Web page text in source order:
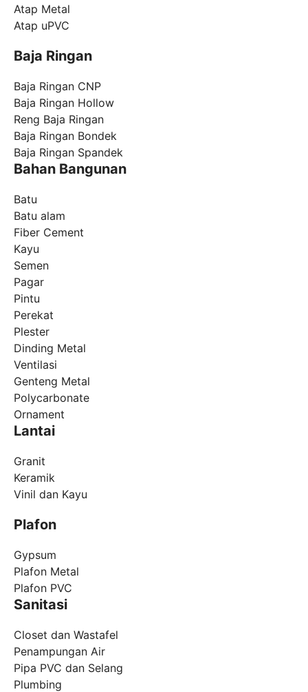
Atap Metal
Atap uPVC
Baja Ringan
Baja Ringan CNP
Baja Ringan Hollow
Reng Baja Ringan
Baja Ringan Bondek
Baja Ringan Spandek
Bahan Bangunan
Batu
Batu alam
Fiber Cement
Kayu
Semen
Pagar
Pintu
Perekat
Plester
Dinding Metal
Ventilasi
Genteng Metal
Polycarbonate
Ornament
Lantai
Granit
Keramik
Vinil dan Kayu
Plafon
Gypsum
Plafon Metal
Plafon PVC
Sanitasi
Closet dan Wastafel
Penampungan Air
Pipa PVC dan Selang
Plumbing